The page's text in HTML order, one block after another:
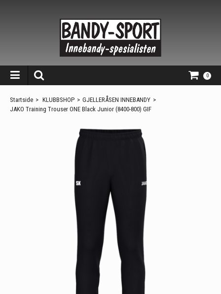
0
Startside > KLUBBSHOP > GJELLERÅSEN INNEBANDY >
JAKO Training Trouser ONE Black Junior (8400-800) GIF